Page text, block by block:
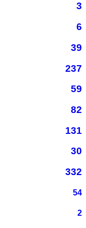
3
6
39
237
59
82
131
30
332
54
2